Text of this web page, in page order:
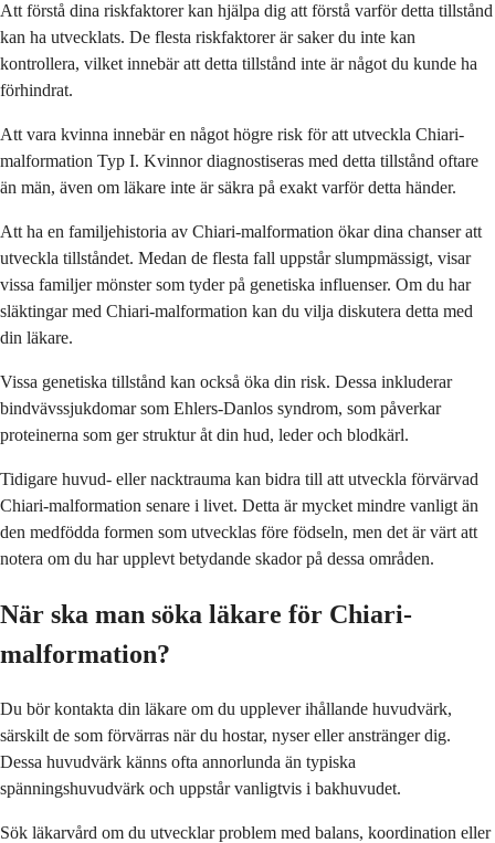
Att förstå dina riskfaktorer kan hjälpa dig att förstå varför detta tillstånd
kan ha utvecklats. De flesta riskfaktorer är saker du inte kan
kontrollera, vilket innebär att detta tillstånd inte är något du kunde ha
förhindrat.
Att vara kvinna innebär en något högre risk för att utveckla Chiari-
malformation Typ I. Kvinnor diagnostiseras med detta tillstånd oftare
än män, även om läkare inte är säkra på exakt varför detta händer.
Att ha en familjehistoria av Chiari-malformation ökar dina chanser att
utveckla tillståndet. Medan de flesta fall uppstår slumpmässigt, visar
vissa familjer mönster som tyder på genetiska influenser. Om du har
släktingar med Chiari-malformation kan du vilja diskutera detta med
din läkare.
Vissa genetiska tillstånd kan också öka din risk. Dessa inkluderar
bindvävssjukdomar som Ehlers-Danlos syndrom, som påverkar
proteinerna som ger struktur åt din hud, leder och blodkärl.
Tidigare huvud- eller nacktrauma kan bidra till att utveckla förvärvad
Chiari-malformation senare i livet. Detta är mycket mindre vanligt än
den medfödda formen som utvecklas före födseln, men det är värt att
notera om du har upplevt betydande skador på dessa områden.
När ska man söka läkare för Chiari-
malformation?
Du bör kontakta din läkare om du upplever ihållande huvudvärk,
särskilt de som förvärras när du hostar, nyser eller anstränger dig.
Dessa huvudvärk känns ofta annorlunda än typiska
spänningshuvudvärk och uppstår vanligtvis i bakhuvudet.
Sök läkarvård om du utvecklar problem med balans, koordination eller